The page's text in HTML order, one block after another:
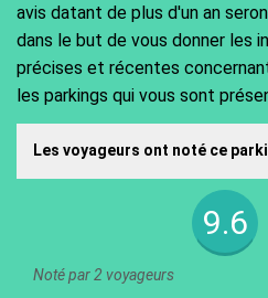
avis datant de plus d'un an
dans le but de vous donner les
précises et récentes
les parkings qui vous sont
Les voyageurs ont noté ce
9.6
Noté par 2 voyageurs